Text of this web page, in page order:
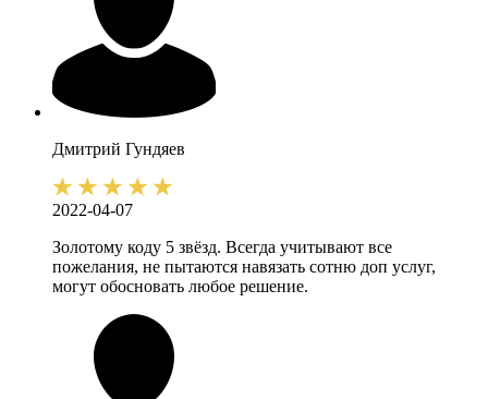
Дмитрий Гундяев
2022-04-07
Золотому коду 5 звёзд. Всегда учитывают все
пожелания, не пытаются навязать сотню доп услуг,
могут обосновать любое решение.